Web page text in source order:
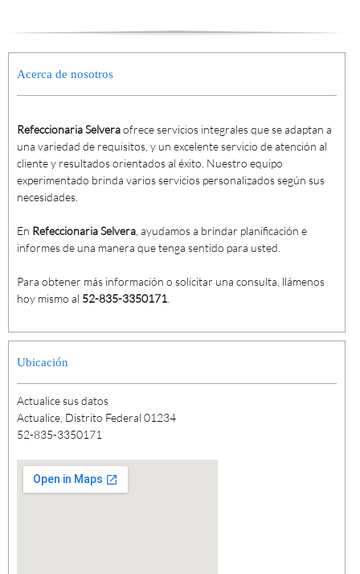
Acerca de nosotros
Refeccionaria Selveraofrece servicios integrales que se adaptan a
una variedad de requisitos, y un excelente servicio de atención al
cliente y resultados orientados al éxito. Nuestro equipo
experimentado brinda varios servicios personalizados según sus
necesidades.
En Refeccionaria Selvera , ayudamos a brindar planificación e
informes de una manera que tenga sentido para usted.
Para obtener más información o solicitar una consulta, llámenos
hoy mismo al 52-835-3350171
Ubicación
Actualice sus datos
Actualice, Distrito Federal 01234
52-835-3350171